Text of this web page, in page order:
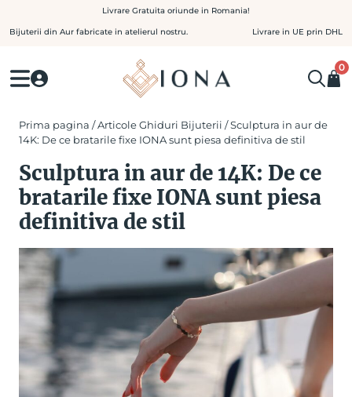
to
Livrare Gratuita oriunde in Romania!
Bijuterii din Aur fabricate in atelierul nostru. Livrare in UE prin DHL
0
Prima pagina /Articole Ghiduri Bijuterii / Sculptura in aur de
14K: De ce bratarile fixe IONA sunt piesa definitiva de stil
Sculptura in aur de 14K: De ce
bratarile fixe IONA sunt piesa
definitiva de stil